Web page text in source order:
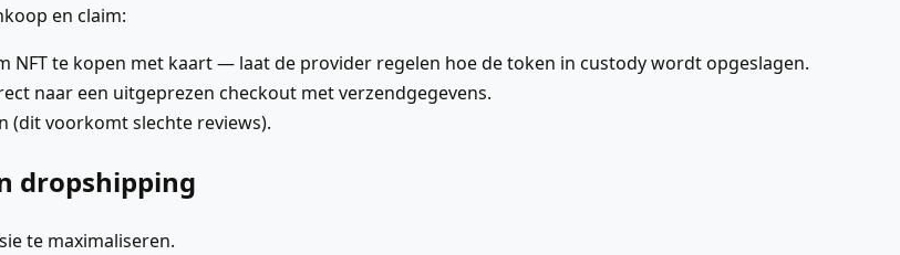
en claim:
NFT te kopen met kaart — laat de provider regelen hoe de token in custody wordt opgeslagen.
naar een uitgeprezen checkout met verzendgegevens.
(dit voorkomt slechte reviews).
dropshipping
te maximaliseren.